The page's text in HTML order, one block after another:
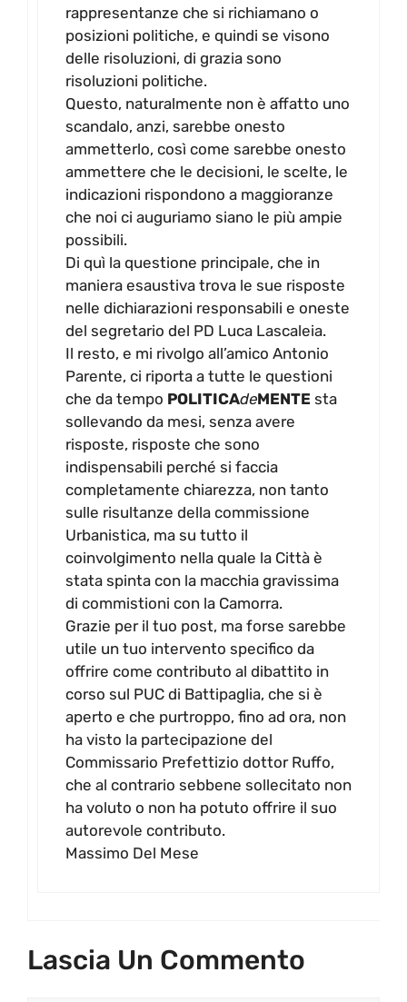
rappresentanze che si richiamano o
posizioni politiche, e quindi se visono
delle risoluzioni, di grazia sono
risoluzioni politiche.
Questo, naturalmente non è affatto uno
scandalo, anzi, sarebbe onesto
ammetterlo, così come sarebbe onesto
ammettere che le decisioni, le scelte, le
indicazioni rispondono a maggioranze
che noi ci auguriamo siano le più ampie
possibili.
Di quì la questione principale, che in
maniera esaustiva trova le sue risposte
nelle dichiarazioni responsabili e oneste
del segretario del PD Luca Lascaleia.
Il resto, e mi rivolgo all’amico Antonio
Parente, ci riporta a tutte le questioni
che da tempo POLITICAdeMENTE sta
sollevando da mesi, senza avere
risposte, risposte che sono
indispensabili perché si faccia
completamente chiarezza, non tanto
sulle risultanze della commissione
Urbanistica, ma su tutto il
coinvolgimento nella quale la Città è
stata spinta con la macchia gravissima
di commistioni con la Camorra.
Grazie per il tuo post, ma forse sarebbe
utile un tuo intervento specifico da
offrire come contributo al dibattito in
corso sul PUC di Battipaglia, che si è
aperto e che purtroppo, fino ad ora, non
ha visto la partecipazione del
Commissario Prefettizio dottor Ruffo,
che al contrario sebbene sollecitato non
ha voluto o non ha potuto offrire il suo
autorevole contributo.
Massimo Del Mese
Lascia Un Commento